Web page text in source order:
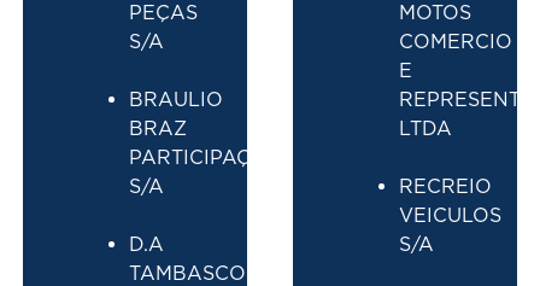
PEÇAS
S/A
BRAULIO
BRAZ
PARTICIPAÇÕES
S/A
D.A
TAMBASCO
MOTOS
COMERCIO
E
LTDA
RECREIO
VEICULOS
S/A